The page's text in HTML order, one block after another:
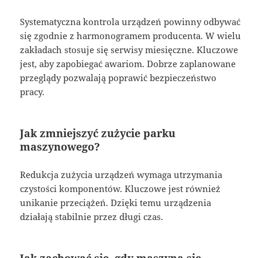
Systematyczna kontrola urządzeń powinny odbywać
się zgodnie z harmonogramem producenta. W wielu
zakładach stosuje się serwisy miesięczne. Kluczowe
jest, aby zapobiegać awariom. Dobrze zaplanowane
przeglądy pozwalają poprawić bezpieczeństwo
pracy.
Jak zmniejszyć zużycie parku
maszynowego?
Redukcja zużycia urządzeń wymaga utrzymania
czystości komponentów. Kluczowe jest również
unikanie przeciążeń. Dzięki temu urządzenia
działają stabilnie przez długi czas.